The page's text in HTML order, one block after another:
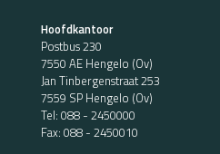
Hoofdkantoor
Postbus 230
7550 AE Hengelo (Ov)
Jan Tinbergenstraat 253
7559 SP Hengelo (Ov)
Tel: 088 - 2450000
Fax: 088 - 2450010